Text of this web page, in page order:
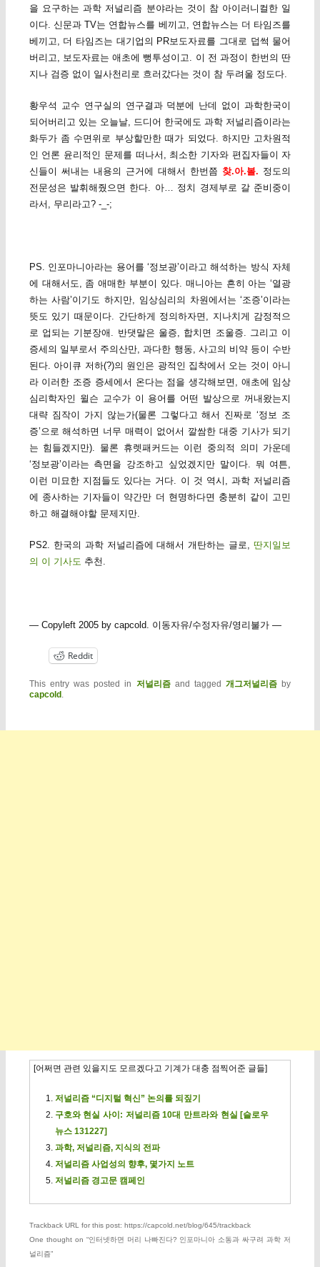
을 요구하는 과학 저널리즘 분야라는 것이 참 아이러니컬한 일
이다. 신문과 TV는 연합뉴스를 베끼고, 연합뉴스는 더 타임즈를
베끼고, 더 타임즈는 대기업의 PR보도자료를 그대로 덥썩 물어
버리고, 보도자료는 애초에 뻥투성이고. 이 전 과정이 한번의 딴
지나 검증 없이 일사천리로 흐러갔다는 것이 참 두려울 정도다.
황우석 교수 연구실의 연구결과 덕분에 난데 없이 과학한국이
되어버리고 있는 오늘날, 드디어 한국에도 과학 저널리즘이라는
화두가 좀 수면위로 부상할만한 때가 되었다. 하지만 고차원적
인 언론 윤리적인 문제를 떠나서, 최소한 기자와 편집자들이 자
신들이 써내는 내용의 근거에 대해서 한번쯤 찾.아.볼. 정도의
전문성은 발휘해줬으면 한다. 아… 정치 경제부로 갈 준비중이
라서, 무리라고? -_-;
PS. 인포마니아라는 용어를 ‘정보광’이라고 해석하는 방식 자체
에 대해서도, 좀 애매한 부분이 있다. 매니아는 흔히 아는 ‘열광
하는 사람’이기도 하지만, 임상심리의 차원에서는 ‘조증’이라는
뜻도 있기 때문이다. 간단하게 정의하자면, 지나치게 감정적으
로 업되는 기분장애. 반댓말은 울증, 합치면 조울증. 그리고 이
증세의 일부로서 주의산만, 과다한 행동, 사고의 비약 등이 수반
된다. 아이큐 저하(?)의 원인은 광적인 집착에서 오는 것이 아니
라 이러한 조증 증세에서 온다는 점을 생각해보면, 애초에 임상
심리학자인 윌슨 교수가 이 용어를 어떤 발상으로 꺼내왔는지
대략 짐작이 가지 않는가(물론 그렇다고 해서 진짜로 ‘정보 조
증’으로 해석하면 너무 매력이 없어서 깔쌈한 대중 기사가 되기
는 힘들겠지만). 물론 휴렛패커드는 이런 중의적 의미 가운데
‘정보광’이라는 측면을 강조하고 싶었겠지만 말이다. 뭐 여튼,
이런 미묘한 지점들도 있다는 거다. 이 것 역시, 과학 저널리즘
에 종사하는 기자들이 약간만 더 현명하다면 충분히 같이 고민
하고 해결해야할 문제지만.
PS2. 한국의 과학 저널리즘에 대해서 개탄하는 글로,딴지일보
의 이 기사도 추천.
— Copyleft 2005 by capcold. 이동자유/수정자유/영리불가 —
Reddit
This entry was posted in 저널리즘and tagged개그저널리즘 by
capcold.
[어쩌면 관련 있을지도 모르겠다고 기계가 대충 점찍어준 글들]
저널리즘 “디지털 혁신” 논의를 되짚기
구호와 현실 사이: 저널리즘 10대 만트라와 현실 [슬로우
뉴스 131227]
과학, 저널리즘, 지식의 전파
저널리즘 사업성의 향후, 몇가지 노트
저널리즘 경고문 캠페인
Trackback URL for this post: https://capcold.net/blog/645/trackback
One thought on “인터넷하면 머리 나빠진다? 인포마니아 소동과 싸구려 과학 저
널리즘”